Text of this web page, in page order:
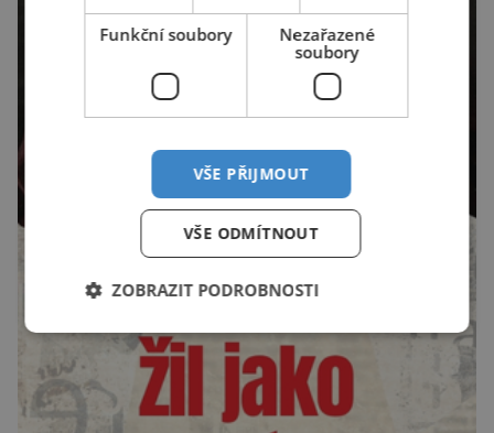
Funkční soubory
Nezařazené
soubory
VŠE PŘIJMOUT
VŠE ODMÍTNOUT
ZOBRAZIT PODROBNOSTI